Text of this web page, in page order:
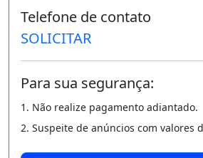
Área de serviço
Telefone de contato
SOLICITAR
Para sua segurança:
1. Não realize pagamento adiantado.
2. Suspeite de anúncios com valores